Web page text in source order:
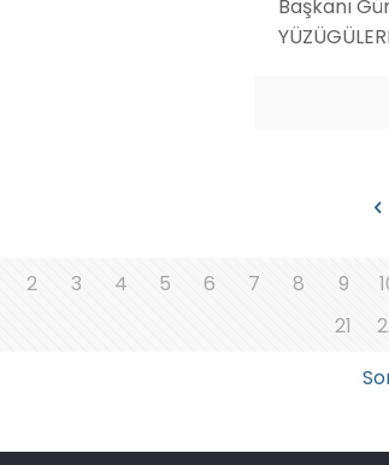
Başkanı
2 3 4 5 6 7 8 9
21